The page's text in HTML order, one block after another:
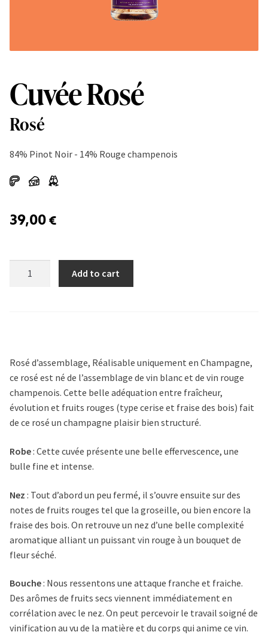
Cuvée Rosé
Rosé
84% Pinot Noir - 14% Rouge champenois
39,00€
Add to cart
Rosé d’assemblage, Réalisable uniquement en Champagne,
ce rosé est né de l’assemblage de vin blanc et de vin rouge
champenois. Cette belle adéquation entre fraîcheur,
évolution et fruits rouges (type cerise et fraise des bois) fait
de ce rosé un champagne plaisir bien structuré.
Robe: Cette cuvée présente une belle effervescence, une
bulle fine et intense.
Nez : Tout d’abord un peu fermé, il s’ouvre ensuite sur des
notes de fruits rouges tel que la groseille, ou bien encore la
fraise des bois. On retrouve un nez d’une belle complexité
aromatique alliant un puissant vin rouge à un bouquet de
fleur séché.
Bouche: Nous ressentons une attaque franche et fraiche.
Des arômes de fruits secs viennent immédiatement en
corrélation avec le nez. On peut percevoir le travail soigné de
vinification au vu de la matière et du corps qui anime ce vin.